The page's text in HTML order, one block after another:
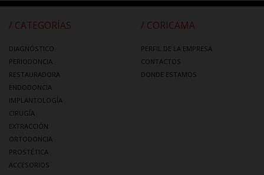
/ CATEGORÍAS
DIAGNÓSTICO
PERIODONCIA
RESTAURADORA
ENDODONCIA
IMPLANTOLOGÍA
CIRUGÍA
EXTRACCIÓN
ORTODONCIA
PROSTÉTICA
ACCESORIOS
/ CORICAMA
PERFIL DE LA EMPRESA
CONTACTOS
DONDE ESTAMOS